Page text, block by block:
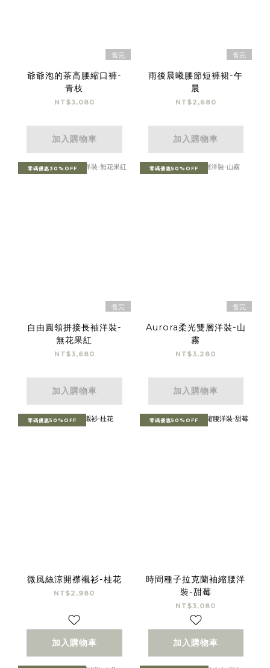
售完
爺爺泡的茶高腰縮口褲-
青枝
NT$3,080
加入購物車
售完
雨後晨曦腰節短褲裙-午
晨
NT$2,680
加入購物車
零碼優惠30%OFF
售完
自由圓領拼接長袖洋裝-
無花果紅
NT$3,680
加入購物車
零碼優惠50%OFF
售完
Aurora柔光雙層洋裝-山
霧
NT$3,280
加入購物車
零碼優惠50%OFF
微風絲涼開襟襯衫-桂花
NT$2,980
加入購物車
零碼優惠50%OFF
時間種子拉克蘭袖縮腰洋
裝-甜莓
NT$3,080
加入購物車